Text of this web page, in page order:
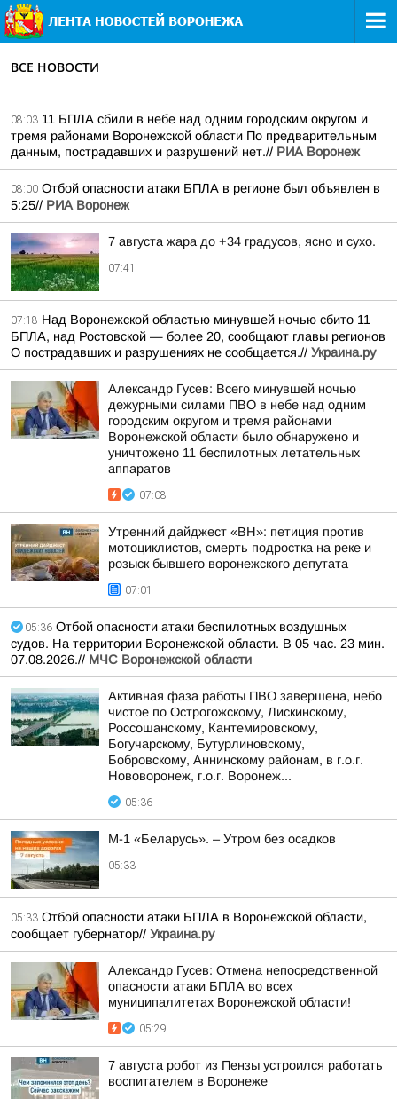
ВСЕ НОВОСТИ
08:03 11 БПЛА сбили в небе над одним городским округом и
тремя районами Воронежской области По предварительным
данным, пострадавших и разрушений нет.// РИА Воронеж
08:00 Отбой опасности атаки БПЛА в регионе был объявлен в
5:25// РИА Воронеж
7 августа жара до +34 градусов, ясно и сухо.
07:41
07:18 Над Воронежской областью минувшей ночью сбито 11
БПЛА, над Ростовской — более 20, сообщают главы регионов
О пострадавших и разрушениях не сообщается.// Украина.ру
Александр Гусев: Всего минувшей ночью
дежурными силами ПВО в небе над одним
городским округом и тремя районами
Воронежской области было обнаружено и
уничтожено 11 беспилотных летательных
аппаратов
07:08
Утренний дайджест «ВН»: петиция против
мотоциклистов, смерть подростка на реке и
розыск бывшего воронежского депутата
07:01
05:36 Отбой опасности атаки беспилотных воздушных
судов. На территории Воронежской области. В 05 час. 23 мин.
07.08.2026.// МЧС Воронежской области
Активная фаза работы ПВО завершена, небо
чистое по Острогожскому, Лискинскому,
Россошанскому, Кантемировскому,
Богучарскому, Бутурлиновскому,
Бобровскому, Аннинскому районам, в г.о.г.
Нововоронеж, г.о.г. Воронеж...
05:36
М-1 «Беларусь». – Утром без осадков
05:33
05:33 Отбой опасности атаки БПЛА в Воронежской области,
сообщает губернатор// Украина.ру
Александр Гусев: Отмена непосредственной
опасности атаки БПЛА во всех
муниципалитетах Воронежской области!
05:29
7 августа робот из Пензы устроился работать
воспитателем в Воронеже